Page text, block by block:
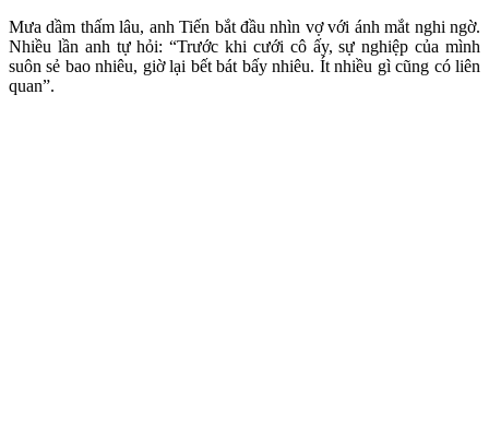
Mưa dầm thấm lâu, anh Tiến bắt đầu nhìn vợ với ánh mắt nghi ngờ.
Nhiều lần anh tự hỏi: “Trước khi cưới cô ấy, sự nghiệp của mình
suôn sẻ bao nhiêu, giờ lại bết bát bấy nhiêu. Ít nhiều gì cũng có liên
quan”.